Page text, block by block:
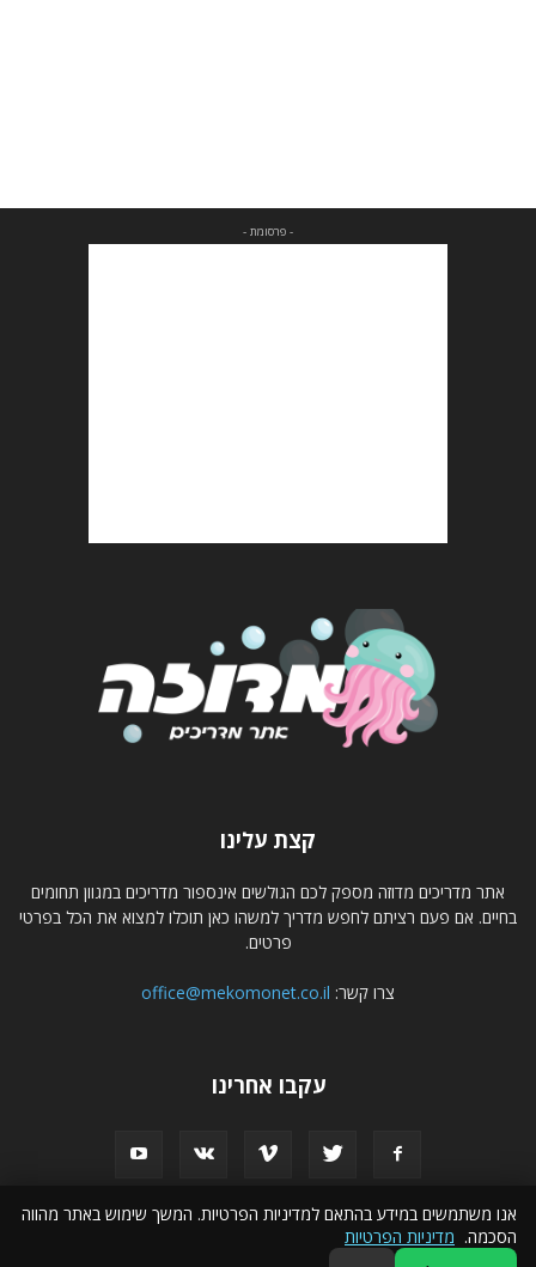
- פרסומת -
קצת עלינו
אתר מדריכים מדוזה מספק לכם הגולשים אינספור מדריכים במגוון תחומים
בחיים. אם פעם רציתם לחפש מדריך למשהו כאן תוכלו למצוא את הכל בפרטי
פרטים.
צרו קשר: office@mekomonet.co.il
עקבו אחרינו
פרסמו אצלנו הצהרת נגישות
אנו משתמשים במידע בהתאם למדיניות הפרטיות. המשך שימוש באתר מהווה
הסכמה. מדיניות הפרטיות